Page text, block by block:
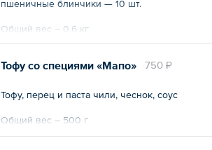
пшеничные блинчики — 10 шт.
Общий вес – 0.6 кг
750 ₽
Тофу со специями «Мапо»
Тофу, перец и паста чили, чеснок, соус
Общий вес – 500 г